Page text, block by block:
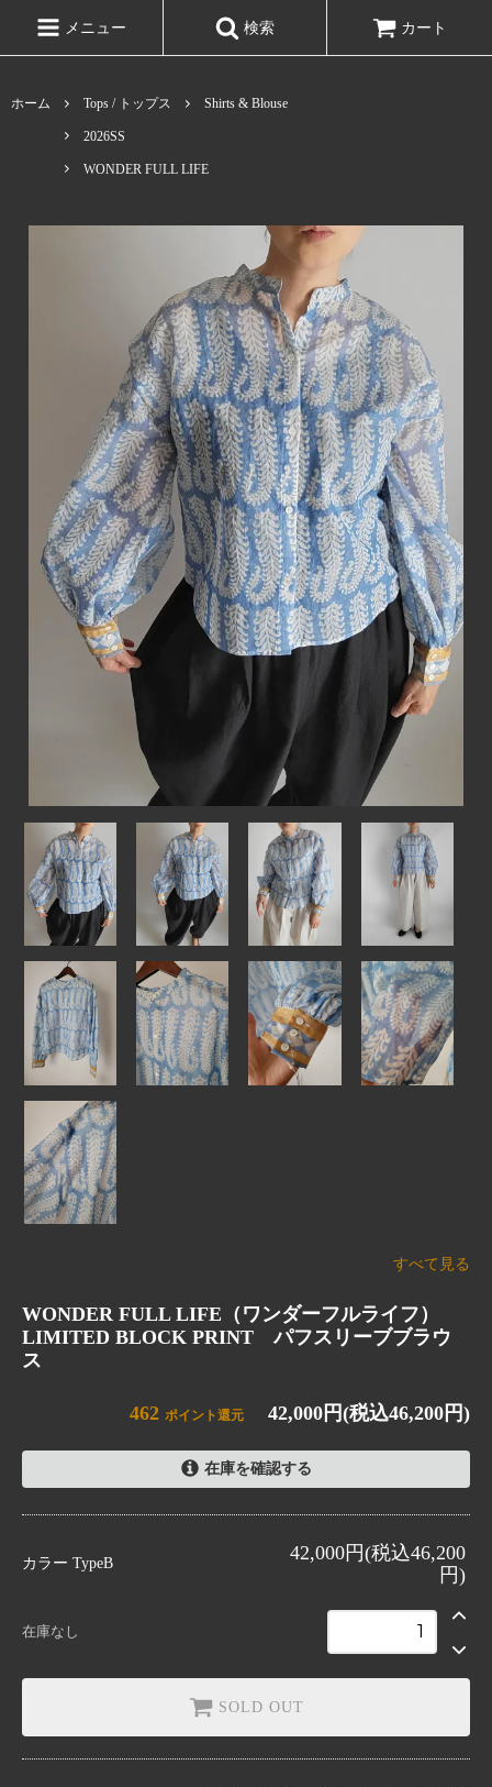
メニュー 検索 カート
ホーム Tops / トップス Shirts & Blouse
2026SS
WONDER FULL LIFE
すべて見る
WONDER FULL LIFE（ワンダーフルライフ）
LIMITED BLOCK PRINT パフスリーブブラウ
ス
462 ポイント還元 42,000円(税込46,200円)
在庫を確認する
SOLD OUT
カラー TypeB
42,000円(税込46,200
円)
在庫なし
SOLD OUT